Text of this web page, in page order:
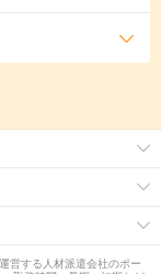
営する人材派遣会社のポー